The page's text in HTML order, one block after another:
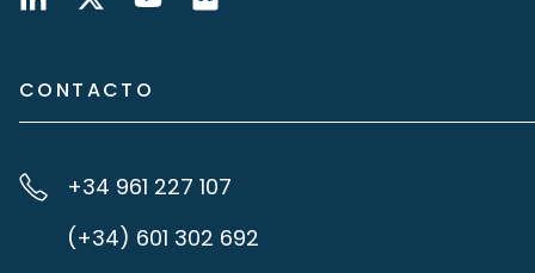
CONTACTO
+34 961 227 107
(+34) 601 302 692